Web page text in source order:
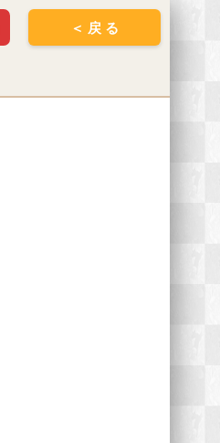
＜ 戻 る